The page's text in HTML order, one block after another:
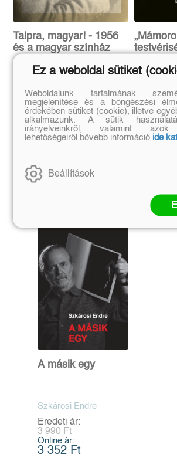
Talpra, magyar! - 1956
és a magyar színház
Eredeti ár:
6 600 Ft
Kötött ár:
5 940 Ft
Kosárba
Eredeti ár:
5 800 Ft
Kosárba
Szerző további művei
A másik egy
Szkárosi Endre
Eredeti ár:
3 990 Ft
Online ár:
3 352 Ft
Ez a weboldal sütiket
Weboldalunk tartalmának
megjelenítése és a böngészési
érdekében sütiket (cookie), illetve
alkalmazunk. A sütik
irányelveinkről, valamint azok
lehetőségeiről bővebb információ ide
Beállítások